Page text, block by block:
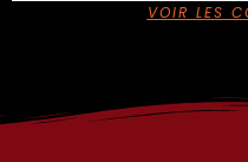
VOIR LES